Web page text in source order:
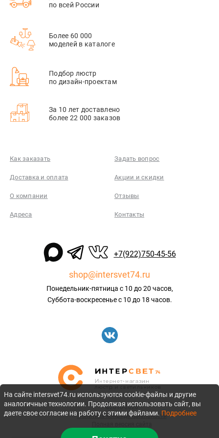
по всей России
Более 60 000
моделей в каталоге
Подбор люстр
по дизайн-проектам
За 10 лет доставлено
более 22 000 заказов
Как заказать Задать вопрос
Доставка и оплата Акции и скидки
О компании Отзывы
Адреса Контакты
+7(922)750-45-56
shop@intersvet74.ru
Понедельник-пятница с 10 до 20 часов,
Суббота-воскресенье с 10 до 18 часов.
©2010-2026
Политика конфиденциальности
На сайте intersvet74.ru используются cookie-файлы и другие
аналогичные технологии. Продолжая использовать сайт, вы
даете свое согласие на работу с этими файлами. Подробнее